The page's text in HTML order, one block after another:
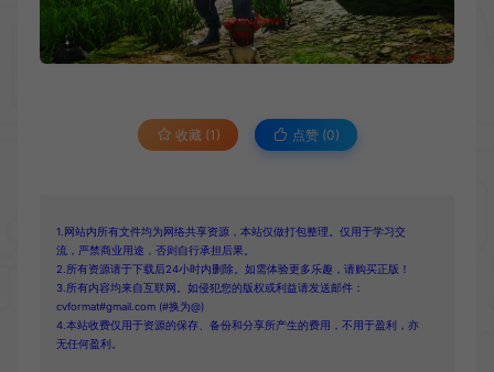
收藏 (1) 点赞 (0)
1.网站内所有文件均为网络共享资源，本站仅做打包整理。仅用于学习交
流，严禁商业用途，否则自行承担后果。
2.所有资源请于下载后24小时内删除。如需体验更多乐趣，请购买正版！
3.所有内容均来自互联网。如侵犯您的版权或利益请发送邮件：
cvformat#gmail.com (#换为@)
4.本站收费仅用于资源的保存、备份和分享所产生的费用，不用于盈利，亦
无任何盈利。